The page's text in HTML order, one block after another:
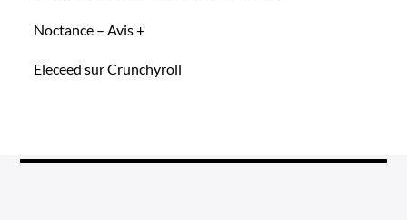
Noctance – Avis +
Eleceed sur Crunchyroll